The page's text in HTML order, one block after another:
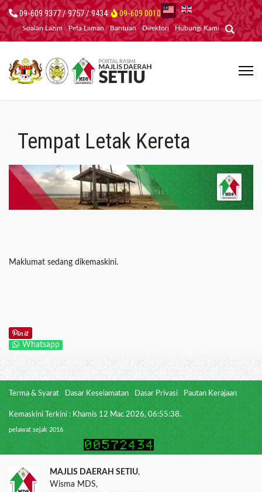
09-609 9377 / 9757 / 9434 09-609 0010
Soalan Lazim Peta Laman Bantuan Direktori Hubungi Kami
Tempat Letak Kereta
Maklumat sedang dikemaskini.
Whatsapp
Terma & Syarat Dasar Keselamatan Dasar Privasi Pautan Kerajaan
Kemaskini Terkini : Khamis 12 Mac 2026, 06:55:38.
pelawat sejak 2016
MAJLIS DAERAH SETIU,
Wisma MDS,